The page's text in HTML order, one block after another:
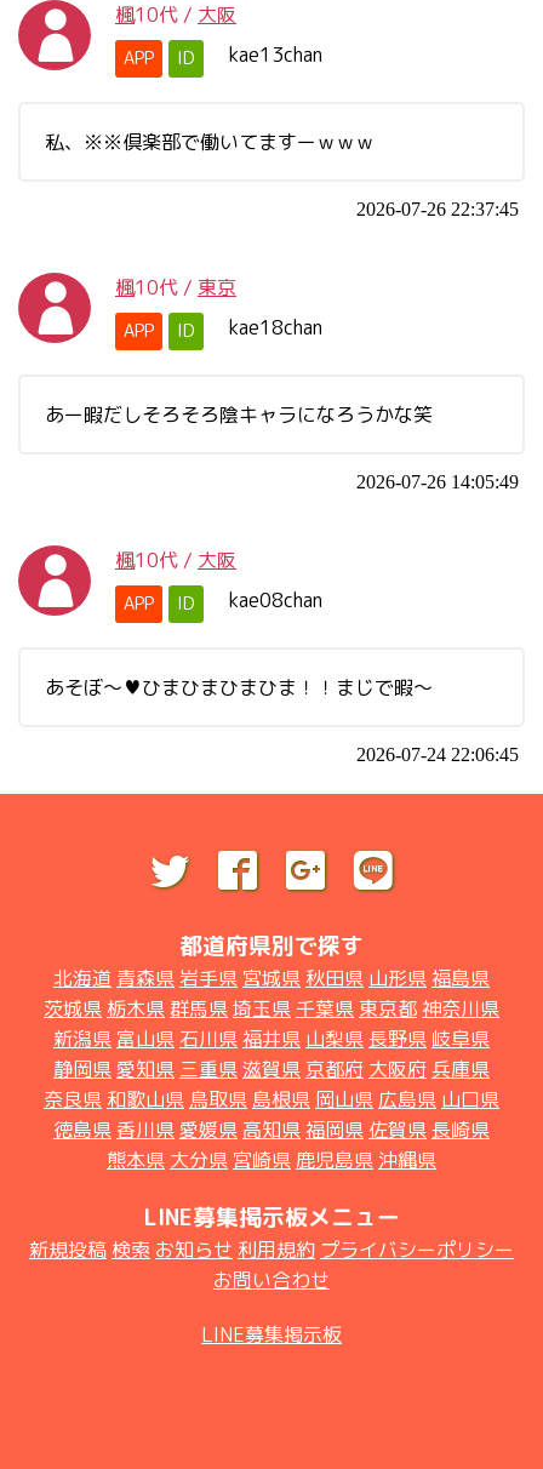
楓10代 / 大阪
APP ID kae13chan
私、※※倶楽部で働いてますーｗｗｗ
2026-07-26 22:37:45
楓10代 / 東京
APP ID kae18chan
あー暇だしそろそろ陰キャラになろうかな笑
2026-07-26 14:05:49
楓10代 / 大阪
APP ID kae08chan
あそぼ～♥ひまひまひまひま！！まじで暇～
2026-07-24 22:06:45
都道府県別で探す
北海道 青森県 岩手県 宮城県 秋田県 山形県福島県
茨城県 栃木県群馬県埼玉県 千葉県 東京都神奈川県
新潟県 富山県 石川県福井県 山梨県 長野県 岐阜県
静岡県愛知県 三重県滋賀県 京都府 大阪府 兵庫県
奈良県 和歌山県 鳥取県 島根県 岡山県 広島県 山口県
徳島県 香川県愛媛県 高知県福岡県 佐賀県 長崎県
熊本県 大分県 宮崎県 鹿児島県 沖縄県
LINE募集掲示板メニュー
新規投稿 検索 お知らせ 利用規約 プライバシーポリシー
お問い合わせ
LINE募集掲示板